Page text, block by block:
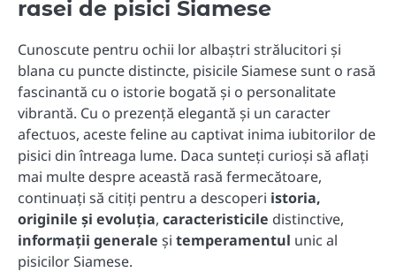
rasei de pisici Siamese
Cunoscute pentru ochii lor albaștri strălucitori și
blana cu puncte distincte, pisicile Siamese sunt o rasă
fascinantă cu o istorie bogată și o personalitate
vibrantă. Cu o prezență elegantă și un caracter
afectuos, aceste feline au captivat inima iubitorilor de
pisici din întreaga lume. Daca sunteți curioși să aflați
mai multe despre această rasă fermecătoare,
continuați să citiți pentru a descoperi istoria,
originile și evoluția, caracteristicile distinctive,
informații generale și temperamentul unic al
pisicilor Siamese.